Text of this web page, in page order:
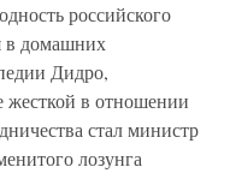
российского
в домашних
Дидро,
жесткой в отношении
стал министр
лозунга